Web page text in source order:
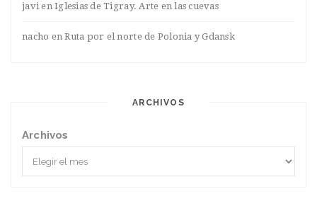
javienIglesias de Tigray. Arte en las cuevas
nacho enRuta por el norte de Polonia y Gdansk
ARCHIVOS
Archivos